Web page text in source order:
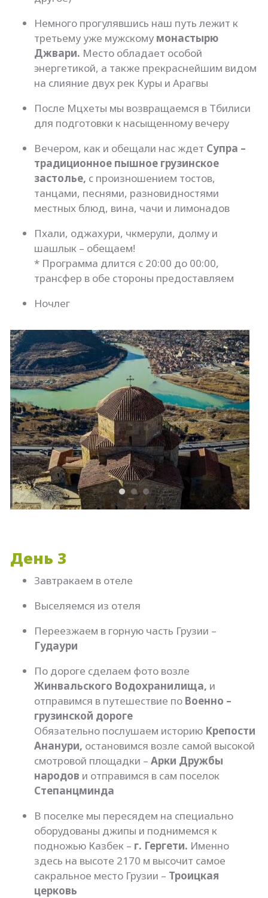
Немного прогулявшись наш путь лежит к
третьему уже мужскому монастырю
Джвари. Место обладает особой
энергетикой, а также прекраснейшим видом
на слияние двух рек Куры и Арагвы
После Мцхеты мы возвращаемся в Тбилиси
для подготовки к насыщенному вечеру
Вечером, как и обещали нас ждет Супра –
традиционное пышное грузинское
застолье, с произношением тостов,
танцами, песнями, разновидностями
местных блюд, вина, чачи и лимонадов
Пхали, оджахури, чкмерули, долму и
шашлык – обещаем!
* Программа длится с 20:00 до 00:00,
трансфер в обе стороны предоставляем
Ночлег
День 3
Завтракаем в отеле
Выселяемся из отеля
Переезжаем в горную часть Грузии –
Гудаури
По дороге сделаем фото возле
Жинвальского Водохранилища, и
отправимся в путешествие по Военно –
грузинской дороге
Обязательно послушаем историю Крепости
Ананури, остановимся возле самой высокой
смотровой площадки – Арки Дружбы
народов и отправимся в сам поселок
Степанцминда
В поселке мы пересядем на специально
оборудованы джипы и поднимемся к
подножью Казбек – г. Гергети. Именно
здесь на высоте 2170 м высочит самое
сакральное место Грузии – Троицкая
церковь